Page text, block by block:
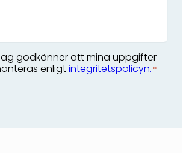
godkänner att mina uppgifter
enligtintegritetspolicyn. *